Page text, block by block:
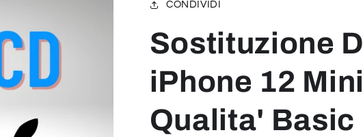
CONDIVIDI
Sostituzione
iPhone 12
Qualita' Basic